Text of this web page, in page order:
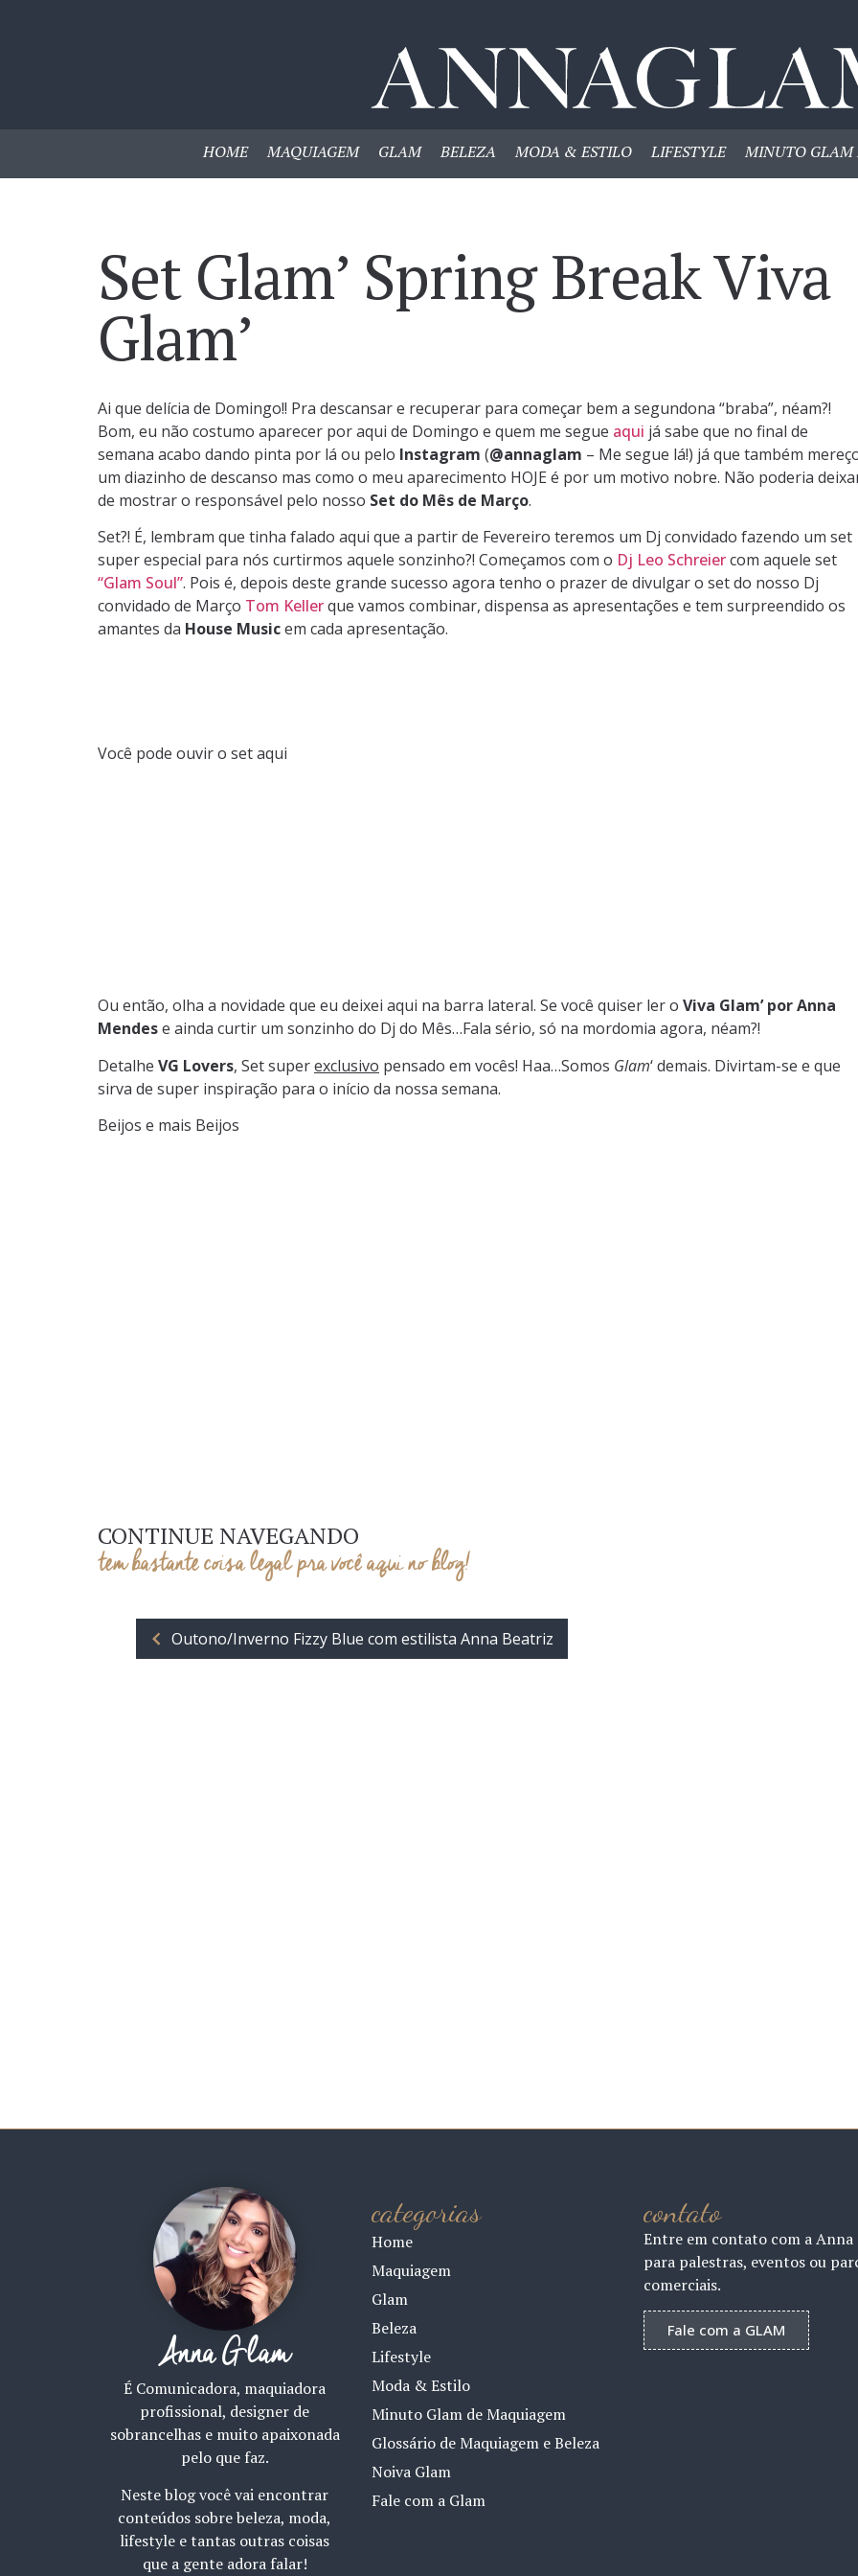
HOME MAQUIAGEM GLAM BELEZA MODA & ESTILO LIFESTYLE MINUTO GLAM
Set Glam’ Spring Break Viva
Glam’
Ai que delícia de Domingo!! Pra descansar e recuperar para começar bem a segundona “braba”, néam?!
Bom, eu não costumo aparecer por aqui de Domingo e quem me segue aqui já sabe que no final de
semana acabo dando pinta por lá ou pelo Instagram (@annaglam – Me segue lá!) já que também
um diazinho de descanso mas como o meu aparecimento HOJE é por um motivo nobre. Não poderia
de mostrar o responsável pelo nosso Set do Mês de Março.
Set?! É, lembram que tinha falado aqui que a partir de Fevereiro teremos um Dj convidado fazendo um set
super especial para nós curtirmos aquele sonzinho?! Começamos com o Dj Leo Schreiercom aquele set
“Glam Soul”. Pois é, depois deste grande sucesso agora tenho o prazer de divulgar o set do nosso Dj
convidado de Março Tom Kellerque vamos combinar, dispensa as apresentações e tem surpreendido os
amantes da House Musicem cada apresentação.
Você pode ouvir o set aqui
Ou então, olha a novidade que eu deixei aqui na barra lateral. Se você quiser ler o Viva Glam’ por Anna
Mendese ainda curtir um sonzinho do Dj do Mês…Fala sério, só na mordomia agora, néam?!
Detalhe VG Lovers, Set superexclusivo pensado em vocês! Haa…Somos Glam‘ demais. Divirtam-se e que
sirva de super inspiração para o início da nossa semana.
Beijos e mais Beijos
CONTINUE NAVEGANDO
tem bastante coisa legal pra você aqui no blog!
Outono/Inverno Fizzy Blue com estilista Anna Beatriz
Anna Glam
É Comunicadora, maquiadora
profissional, designer de
sobrancelhas e muito apaixonada
pelo que faz.
Neste blog você vai encontrar
conteúdos sobre beleza, moda,
lifestyle e tantas outras coisas
que a gente adora falar!
categorias
Home
Maquiagem
Glam
Beleza
Lifestyle
Moda & Estilo
Minuto Glam de Maquiagem
Glossário de Maquiagem e Beleza
Noiva Glam
Fale com a Glam
contato
Entre em contato com a Anna
para palestras, eventos ou
comerciais.
Fale com a GLAM